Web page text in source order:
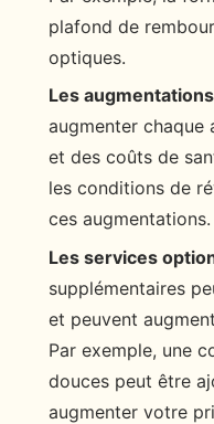
plafond de
optiques.
Les
augmenter chaque
et des coûts de
les conditions de
ces augmentations.
Les services
supplémentaires
et peuvent
Par exemple, une
douces peut être
augmenter votre